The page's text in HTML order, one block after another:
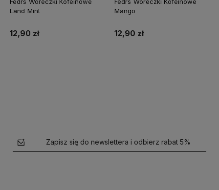
Land Mint
12,90 zł
Mango
12,90 zł
Zapisz się do newslettera i odbierz rabat 5%